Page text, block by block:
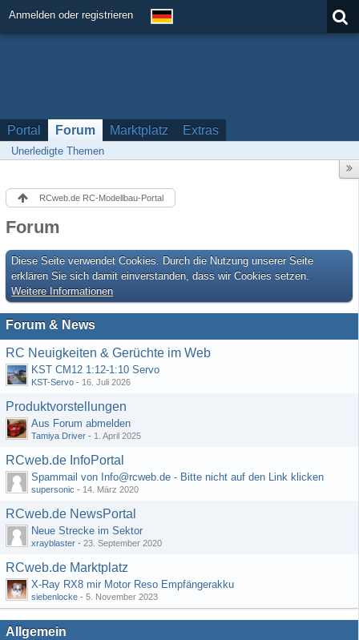
Anmelden oder registrieren
Portal Forum Marktplatz Extras
Unerledigte Themen
RCweb.de RC-Modellbau-Portal
Forum
Diese Seite verwendet Cookies. Durch die Nutzung unserer Seite
erklären Sie sich damit einverstanden, dass wir Cookies setzen.
Weitere Informationen
Forum & News
RC Neuigkeiten & Gerüchte im Web
KST CM12 1:12-1:10 Servo
KST-Servo - 16. Juli 2026
Produktvorstellungen
Aus Forum abmelden
Tamiya Driver - 1. April 2025
RCweb.de InfoPortal
Spammail von Info@rcweb.de - Bitte nicht auf den Link klicken
supersonic - 14. März 2020
RCweb.de NewsPortal
Neue Strecke im Sektor
xrayblaster - 23. September 2020
RCweb.de Marktplatz
X-Ray RX8 mir Motor Reso Empfängerakku
siebenlocke - 5. November 2023
Allgemein